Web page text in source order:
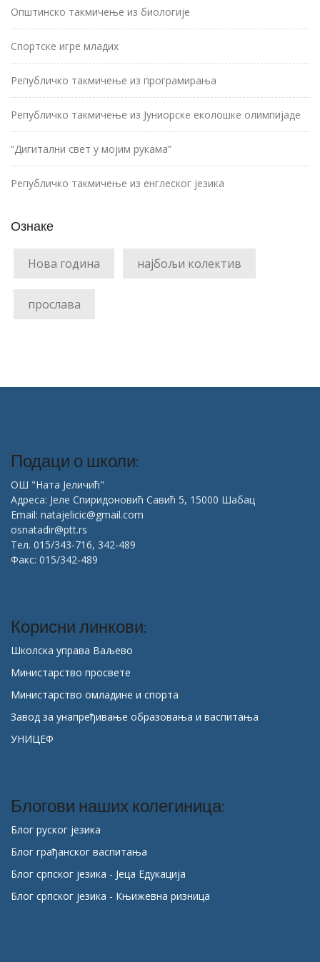
Општинско такмичење из биологије
Спортске игре младих
Републичко такмичење из програмирања
Републичко такмичење из Јуниорске еколошке олимпијаде
“Дигитални свет у мојим рукама”
Републичко такмичење из енглеског језика
Ознаке
Нова година најбољи колектив
прослава
Подаци о школи:
ОШ "Ната Јеличић"
Адреса: Јеле Спиридоновић Савић 5, 15000 Шабац
Email: natajelicic@gmail.com
osnatadir@ptt.rs
Тел. 015/343-716, 342-489
Факс: 015/342-489
Корисни линкови:
Школска управа Ваљево
Министарство просвете
Министарство омладине и спорта
Завод за унапређивање образовања и васпитања
УНИЦЕФ
Блогови наших колегиница:
Блог руског језика
Блог грађанског васпитања
Блог српског језика - Јеца Едукација
Блог српског језика - Књижевна ризница